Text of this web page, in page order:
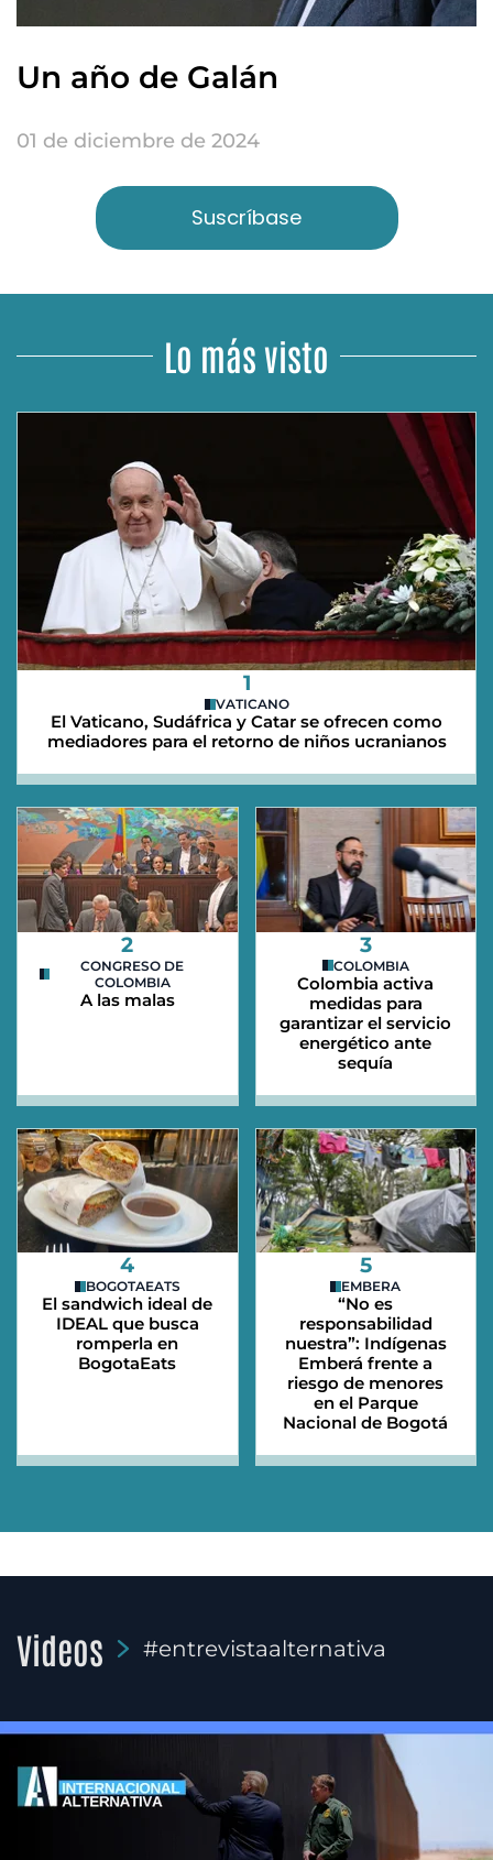
Un año de Galán
01 de diciembre de 2024
Suscríbase
Lo más visto
1
VATICANO
El Vaticano, Sudáfrica y Catar se ofrecen como
mediadores para el retorno de niños ucranianos
2
CONGRESO DE
COLOMBIA
A las malas
3
COLOMBIA
Colombia activa
medidas para
garantizar el servicio
energético ante
sequía
4
BOGOTAEATS
El sandwich ideal de
IDEAL que busca
romperla en
BogotaEats
5
EMBERA
“No es
responsabilidad
nuestra”: Indígenas
Emberá frente a
riesgo de menores
en el Parque
Nacional de Bogotá
Videos #entrevistaalternativa